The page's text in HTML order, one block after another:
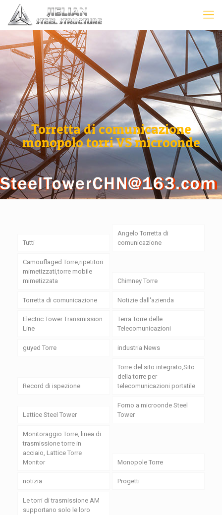
Torretta di comunicazione
monopolo torri VS microonde
Tutti
Angelo Torretta di
comunicazione
Camouflaged Torre,ripetitori
mimetizzati,torre mobile
mimetizzata
Chimney Torre
Torretta di comunicazione Notizie dall'azienda
Electric Tower Transmission
Line
Terra Torre delle
Telecomunicazioni
guyed Torre industria News
Record di ispezione
Torre del sito integrato,Sito
della torre per
telecomunicazioni portatile
Lattice Steel Tower
Forno a microonde Steel
Tower
Monitoraggio Torre, linea di
trasmissione torre in
acciaio, Lattice Torre
Monitor
Monopole Torre
notizia Progetti
Le torri di trasmissione AM
supportano solo le loro